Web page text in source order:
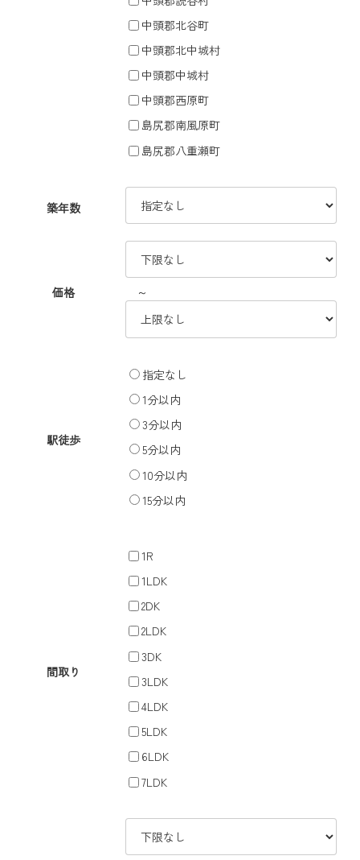
中頭郡北谷町
中頭郡北中城村
中頭郡中城村
中頭郡西原町
島尻郡南風原町
島尻郡八重瀬町
築年数
価格 ～
駅徒歩
指定なし
1分以内
3分以内
5分以内
10分以内
15分以内
間取り
1R
1LDK
2DK
2LDK
3DK
3LDK
4LDK
5LDK
6LDK
7LDK